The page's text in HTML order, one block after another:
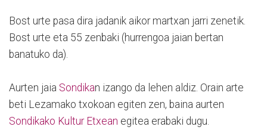
Bost urte pasa dira jadanik aikor martxan jarri zenetik.
Bost urte eta 55 zenbaki (hurrengoa jaian bertan
banatuko da).
Aurten jaia Sondikan izango da lehen aldiz. Orain arte
beti Lezamako txokoan egiten zen, baina aurten
Sondikako Kultur Etxean egitea erabaki dugu.